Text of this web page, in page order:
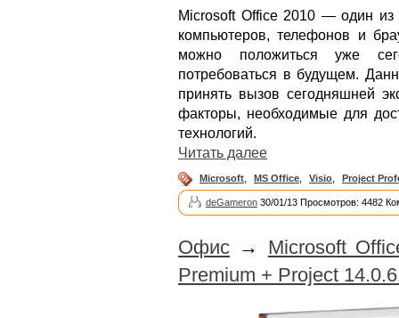
Microsoft Office 2010 — один
компьютеров, телефонов и
можно положиться уже
потребоваться в будущем.
принять вызов сегодняшней
факторы, необходимые для
технологий.
Читать далее
Microsoft MS Office Visio Project
deGameron 30/01/13 Просмотров: 4482
Офис → Microsoft
Premium + Project